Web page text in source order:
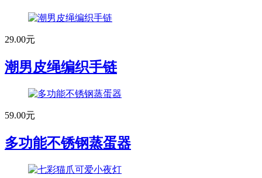
29.00元
潮男皮绳编织手链
59.00元
多功能不锈钢蒸蛋器